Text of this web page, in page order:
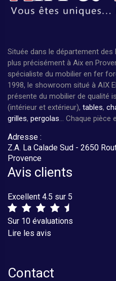
Située dans le département
plus précisément à Aix en
spécialiste du mobilier en fer
1998, le showroom situé à AIX
présente du mobilier de qualité
(intérieur et extérieur), tables,
grilles, pergolas... Chaque pièce
Adresse :
Z.A. La Calade Sud - 2650
Provence
Avis clients
Excellent 4.5 sur 5
Sur 10 évaluations
Lire les avis
Contact